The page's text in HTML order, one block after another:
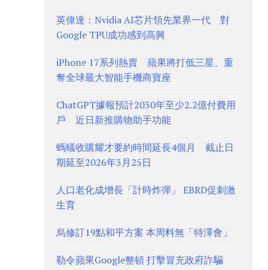
英偉達：Nvidia AI芯片領先業界一代 對
Google TPU成功感到高興
iPhone 17系列熱賣 蘋果將打低三星、重
奪全球最大智能手機商寶座
ChatGPT據報預計2030年至少2.2億付費用
戶 近日新推購物助手功能
螞蟻收購耀才要約時間延長4個月 截止日
期延至2026年3月25日
人口老化成增長「計時炸彈」 EBRD促刺激
生育
烏修訂19點和平方案 本周料無「特澤會」
勒令蘋果Google整頓 打擊冒充政府詐騙